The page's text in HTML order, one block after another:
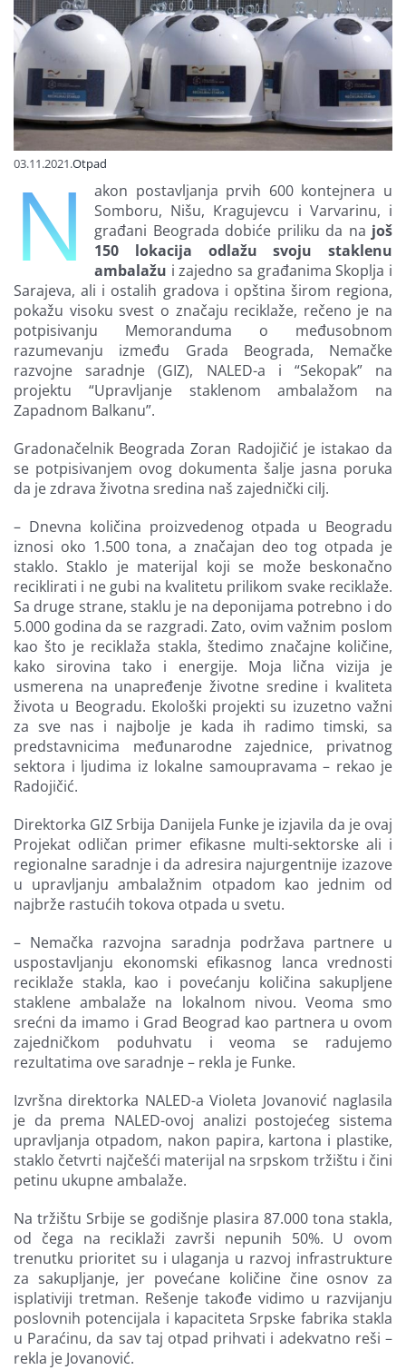
Finansiranje
O nama
03.11.2021.Otpad
N
akon postavljanja prvih 600 kontejnera u
Somboru, Nišu, Kragujevcu i Varvarinu, i
građani Beograda dobiće priliku da na još
150 lokacija odlažu svoju staklenu
ambalažu i zajedno sa građanima Skoplja i
Sarajeva, ali i ostalih gradova i opština širom regiona,
pokažu visoku svest o značaju reciklaže, rečeno je na
potpisivanju Memoranduma o međusobnom
razumevanju između Grada Beograda, Nemačke
razvojne saradnje (GIZ), NALED-a i “Sekopak” na
projektu “Upravljanje staklenom ambalažom na
Zapadnom Balkanu”.
Gradonačelnik Beograda Zoran Radojičić je istakao da
se potpisivanjem ovog dokumenta šalje jasna poruka
da je zdrava životna sredina naš zajednički cilj.
– Dnevna količina proizvedenog otpada u Beogradu
iznosi oko 1.500 tona, a značajan deo tog otpada je
staklo. Staklo je materijal koji se može beskonačno
reciklirati i ne gubi na kvalitetu prilikom svake reciklaže.
Sa druge strane, staklu je na deponijama potrebno i do
5.000 godina da se razgradi. Zato, ovim važnim poslom
kao što je reciklaža stakla, štedimo značajne količine,
kako sirovina tako i energije. Moja lična vizija je
usmerena na unapređenje životne sredine i kvaliteta
života u Beogradu. Ekološki projekti su izuzetno važni
za sve nas i najbolje je kada ih radimo timski, sa
predstavnicima međunarodne zajednice, privatnog
sektora i ljudima iz lokalne samoupravama – rekao je
Radojičić.
Direktorka GIZ Srbija Danijela Funke je izjavila da je ovaj
Projekat odličan primer efikasne multi-sektorske ali i
regionalne saradnje i da adresira najurgentnije izazove
u upravljanju ambalažnim otpadom kao jednim od
najbrže rastućih tokova otpada u svetu.
– Nemačka razvojna saradnja podržava partnere u
uspostavljanju ekonomski efikasnog lanca vrednosti
reciklaže stakla, kao i povećanju količina sakupljene
staklene ambalaže na lokalnom nivou. Veoma smo
srećni da imamo i Grad Beograd kao partnera u ovom
zajedničkom poduhvatu i veoma se radujemo
rezultatima ove saradnje – rekla je Funke.
Izvršna direktorka NALED-a Violeta Jovanović naglasila
je da prema NALED-ovoj analizi postojećeg sistema
upravljanja otpadom, nakon papira, kartona i plastike,
staklo četvrti najčešći materijal na srpskom tržištu i čini
petinu ukupne ambalaže.
Na tržištu Srbije se godišnje plasira 87.000 tona stakla,
od čega na reciklaži završi nepunih 50%. U ovom
trenutku prioritet su i ulaganja u razvoj infrastrukture
za sakupljanje, jer povećane količine čine osnov za
isplativiji tretman. Rešenje takođe vidimo u razvijanju
poslovnih potencijala i kapaciteta Srpske fabrika stakla
u Paraćinu, da sav taj otpad prihvati i adekvatno reši –
rekla je Jovanović.